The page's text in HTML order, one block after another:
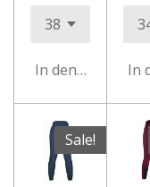
In den In
Sale!